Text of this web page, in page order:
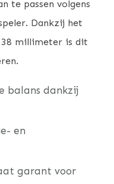
te passen volgens
Dankzij het
millimeter is dit
balans dankzij
en
garant voor